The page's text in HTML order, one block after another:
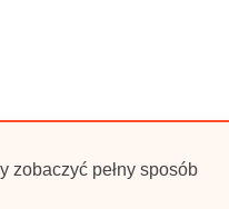
zobaczyć pełny sposób